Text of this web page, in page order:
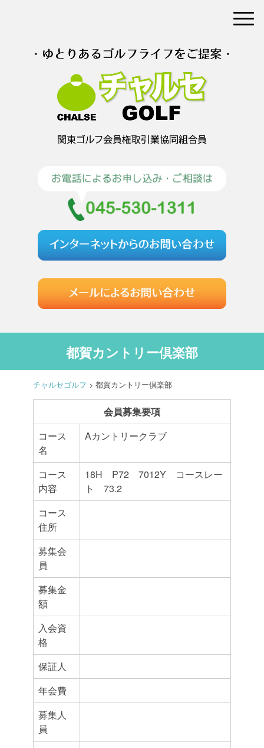
都賀カントリー倶楽部
チャルセゴルフ > 都賀カントリー倶楽部
会員募集要項
コース
名
Aカントリークラブ
コース
内容
18H P72 7012Y コースレー
ト 73.2
コース
住所
募集会
員
募集金
額
入会資
格
保証人
年会費
募集人
員